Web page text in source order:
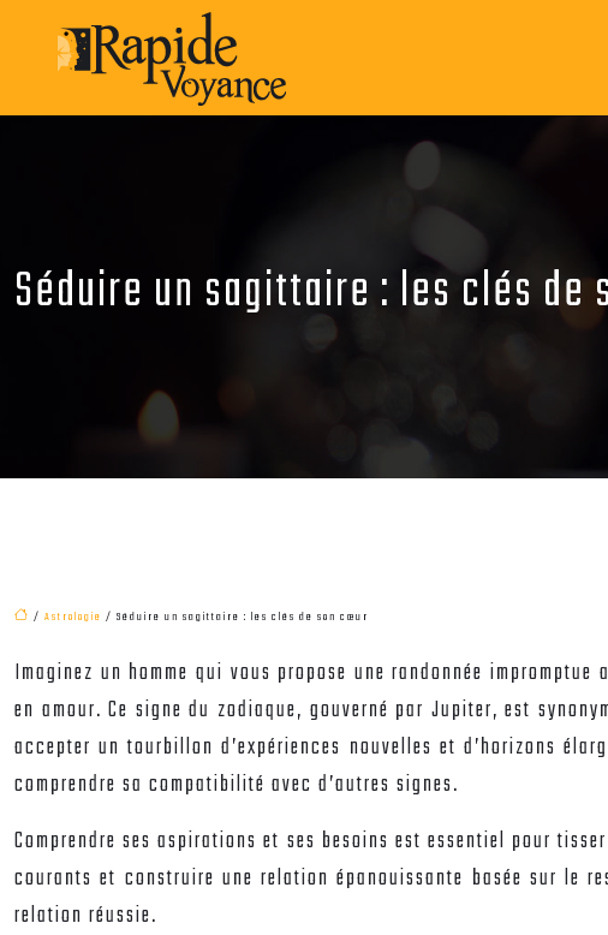
Séduire un sagittaire : les clés de
/ Astrologie / Séduire un sagittaire : les clés de son cœur
Imaginez un homme qui vous propose une randonnée
en amour. Ce signe du zodiaque, gouverné par Jupiter, est
accepter un tourbillon d’expériences nouvelles et d’horizons
comprendre sa compatibilité avec d’autres signes.
Comprendre ses aspirations et ses besoins est essentiel pour
courants et construire une relation épanouissante basée sur le
relation réussie.